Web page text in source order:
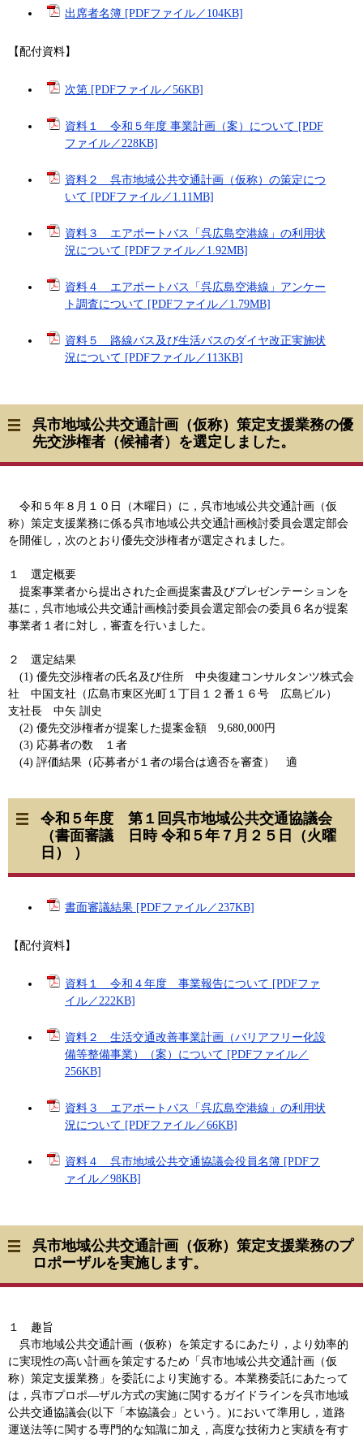
出席者名簿 [PDFファイル／104KB]
【配付資料】
次第 [PDFファイル／56KB]
資料１ 令和５年度 事業計画（案）について [PDF
ファイル／228KB]
資料２ 呉市地域公共交通計画（仮称）の策定につ
いて [PDFファイル／1.11MB]
資料３ エアポートバス「呉広島空港線」の利用状
況について [PDFファイル／1.92MB]
資料４ エアポートバス「呉広島空港線」アンケー
ト調査について [PDFファイル／1.79MB]
資料５ 路線バス及び生活バスのダイヤ改正実施状
況について [PDFファイル／113KB]
呉市地域公共交通計画（仮称）策定支援業務の優
先交渉権者（候補者）を選定しました。
令和５年８月１０日（木曜日）に，呉市地域公共交通計画（仮
称）策定支援業務に係る呉市地域公共交通計画検討委員会選定部会
を開催し，次のとおり優先交渉権者が選定されました。
１ 選定概要
​ 提案事業者から提出された企画提案書及びプレゼンテーションを
基に，呉市地域公共交通計画検討委員会選定部会の委員６名が提案
事業者１者に対し，審査を行いました。
２ 選定結果
(1) 優先交渉権者の氏名及び住所 中央復建コンサルタンツ株式会
社 中国支社（広島市東区光町１丁目１２番１６号 広島ビル）
支社長 中矢 訓史
(2) 優先交渉権者が提案した提案金額 9,680,000円
(3) 応募者の数 １者
(4) 評価結果（応募者が１者の場合は適否を審査） 適
令和５年度 第１回呉市地域公共交通協議会
（書面審議 日時 令和５年７月２５日（火曜
日） ）
書面審議結果 [PDFファイル／237KB]
【配付資料】
資料１ 令和４年度 事業報告について [PDFファ
イル／222KB]
資料２ 生活交通改善事業計画（バリアフリー化設
備等整備事業）（案）について [PDFファイル／
256KB]
資料３ エアポートバス「呉広島空港線」の利用状
況について [PDFファイル／66KB]
資料４ 呉市地域公共交通協議会役員名簿 [PDFフ
ァイル／98KB]
呉市地域公共交通計画（仮称）策定支援業務のプ
ロポーザルを実施します。
１ 趣旨
呉市地域公共交通計画（仮称）を策定するにあたり，より効率的
に実現性の高い計画を策定するため「呉市地域公共交通計画（仮
称）策定支援業務」を委託により実施する。本業務委託にあたって
は，呉市プロポ―ザル方式の実施に関するガイドラインを呉市地域
公共交通協議会(以下「本協議会」という。)において準用し，道路
運送法等に関する専門的な知識に加え，高度な技術力と実績を有す